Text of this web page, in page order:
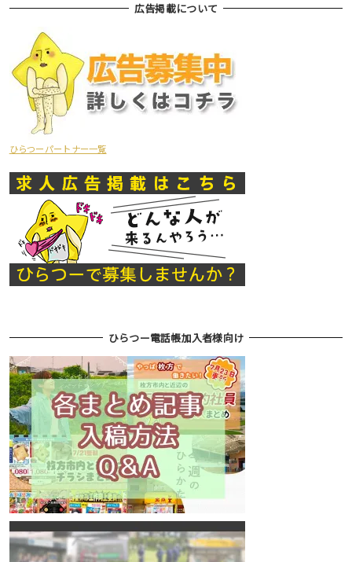
広告掲載について
ひらつーパートナー一覧
ひらつー電話帳加入者様向け